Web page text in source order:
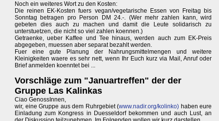
Noch ein weiteres Wort zu den Kosten:
Die reinen EK-Kosten fuers vegan/vegetarische Essen von Freitag bis
Sonntag betragen pro Person DM 24.-. (Wer mehr zahlen kann, wird
gebeten dies auch zu machen und damit die Leute solidarisch zu
unterstuetzen, die nicht so viel zahlen koennen.)
Getraenke, ueber Kaffee und Tee hinaus, werden auch zum EK-Preis
abgegeben, muessen aber separat bezahlt werden.
Fuer eine gute Planung der Nahrungsmittelmengen und weitere
Kleinigkeiten waere es sehr nett, wenn Ihr Euch kurz via Mail, Anruf oder
Brief anmelden koenntet bei ...
Vorschläge zum "Januartreffen" der der
Gruppe Las Kalinkas
Ciao GenossInnen,
wir, eine Gruppe aus dem Ruhrgebiet (www.nadir.org/kolinko) haben eure
Einladung zum Kongress in Duesseldorf bekommen und auch Lust, an